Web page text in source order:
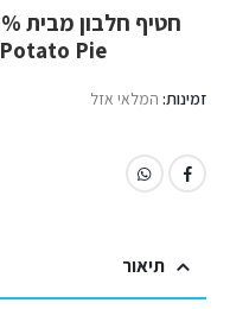
Potato Pie עשיר ב20 ג' חלבון!
זמינות: המלאי אזל
תיאור